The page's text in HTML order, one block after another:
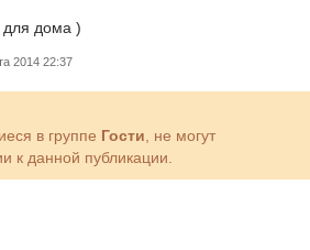
дома )
2014 22:37
в группе Гости , не могут
к данной публикации.